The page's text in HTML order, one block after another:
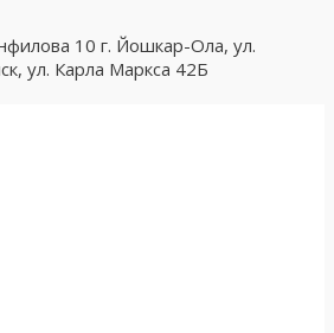
10 г. Йошкар-Ола, ул.
ул. Карла Маркса 42Б